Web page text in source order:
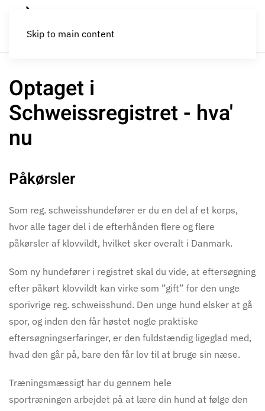
Skip to main content
Optaget i
Schweissregistret - hva'
nu
Påkørsler
Som reg. schweisshundefører er du en del af et korps,
hvor alle tager del i de efterhånden flere og flere
påkørsler af klovvildt, hvilket sker overalt i Danmark.
Som ny hundefører i registret skal du vide, at eftersøgning
efter påkørt klovvildt kan virke som ”gift” for den unge
sporivrige reg. schweisshund. Den unge hund elsker at gå
spor, og inden den får høstet nogle praktiske
eftersøgningserfaringer, er den fuldstændig ligeglad med,
hvad den går på, bare den får lov til at bruge sin næse.
Træningsmæssigt har du gennem hele
sportræningen arbejdet på at lære din hund at følge den